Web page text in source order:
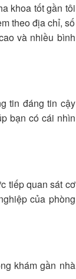
khoa tốt gần tôi
theo địa chỉ, số
và nhiều bình
tin đáng tin cậy
bạn có cái nhìn
tiếp quan sát cơ
của phòng
khám gần nhà